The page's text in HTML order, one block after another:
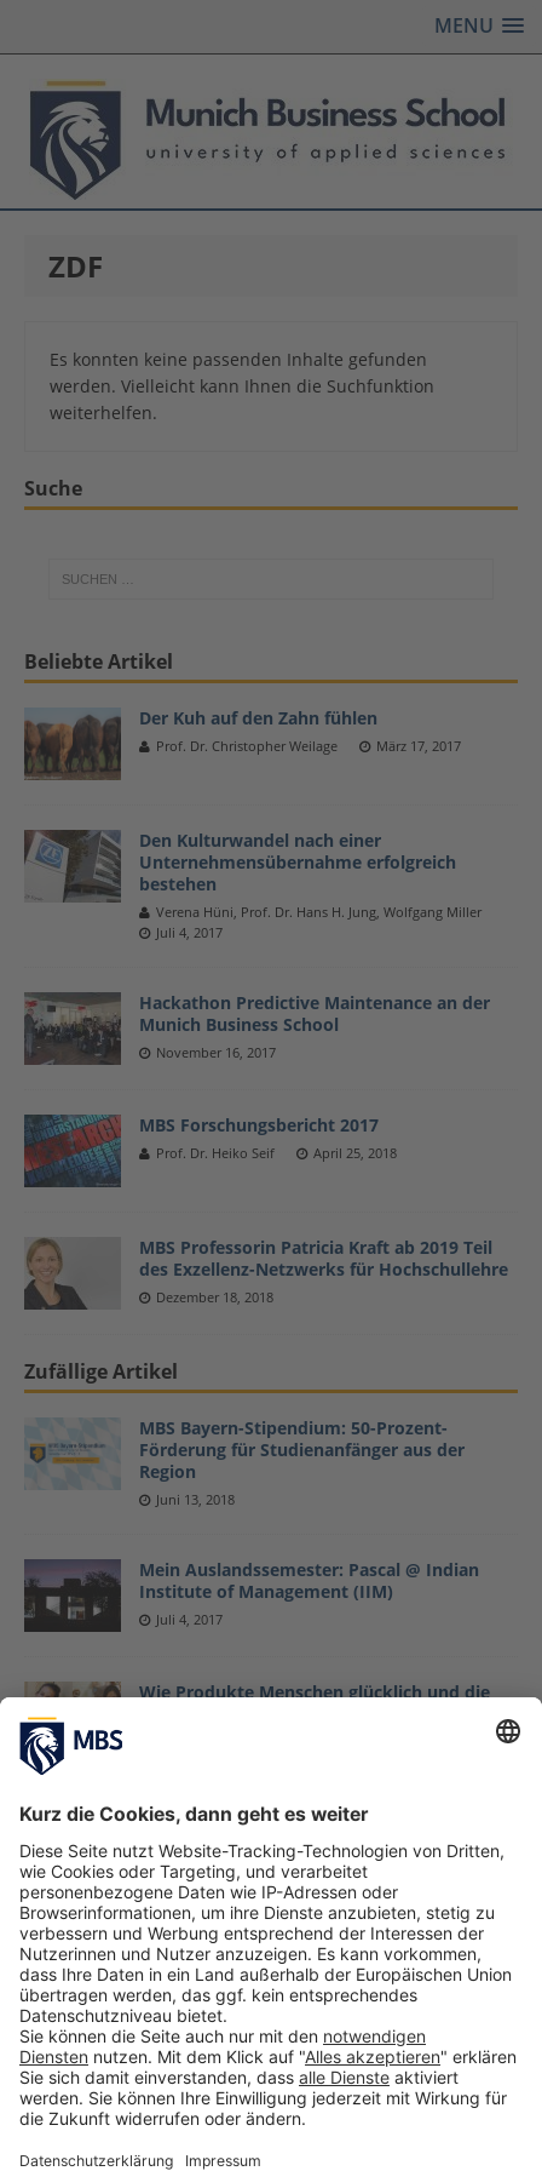
MENU
ZDF
Es konnten keine passenden Inhalte gefunden
werden. Vielleicht kann Ihnen die Suchfunktion
weiterhelfen.
Suche
Beliebte Artikel
Der Kuh auf den Zahn fühlen
Prof. Dr. Christopher Weilage März 17, 2017
Den Kulturwandel nach einer
Unternehmensübernahme erfolgreich
bestehen
Verena Hüni, Prof. Dr. Hans H. Jung, Wolfgang Miller
Juli 4, 2017
Hackathon Predictive Maintenance an der
Munich Business School
November 16, 2017
MBS Forschungsbericht 2017
Prof. Dr. Heiko Seif April 25, 2018
MBS Professorin Patricia Kraft ab 2019 Teil
des Exzellenz-Netzwerks für Hochschullehre
Dezember 18, 2018
Zufällige Artikel
MBS Bayern-Stipendium: 50-Prozent-
Förderung für Studienanfänger aus der
Region
Juni 13, 2018
Mein Auslandssemester: Pascal @ Indian
Institute of Management (IIM)
Juli 4, 2017
Wie Produkte Menschen glücklich und die
Verhandlungsstrategien und Ethik
Prof. Dr. Jack Nasher Juni 13, 2017
Digitale Studienhelfer: Apps, die dir das
Leben einfacher machen
Helene Bormann Oktober 18, 2024